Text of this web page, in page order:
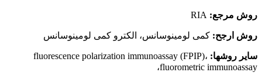
روش مرجع: RIA
روش ارجح: کمی لومینوسانس، الکترو کمی لومینوسانس
سایر روشها: fluorescence polarization immunoassay (FPIP)،
fluorometric immunoassay،